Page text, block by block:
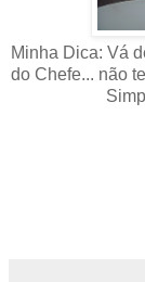
Minha Dica: Vá
do Chefe... não